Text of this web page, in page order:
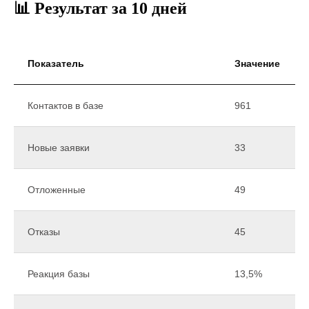
📊 Результат за 10 дней
Показатель Значение
Контактов в базе 961
Новые заявки 33
Отложенные 49
Отказы 45
Реакция базы 13,5%